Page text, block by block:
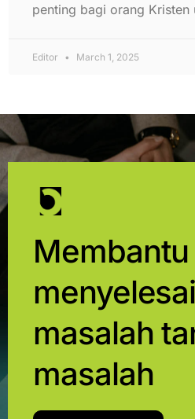
penting bagi orang Kristen
Editor March 1, 2025
Membantu
masalah
masalah